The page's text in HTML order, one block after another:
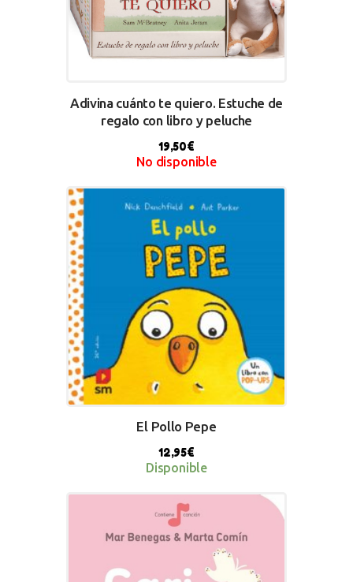
BUY NOW
Adivina cuánto te quiero. Estuche de
regalo con libro y peluche
19,50€
No disponible
BUY NOW
El Pollo Pepe
12,95€
Disponible